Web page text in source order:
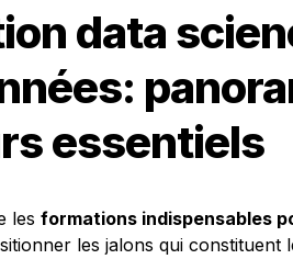
data
essentiels
les formations indispensables
les jalons qui